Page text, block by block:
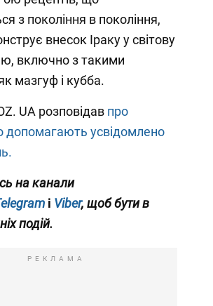
з покоління в покоління,
внесок Іраку у світову
включно з такими
мазгуф і кубба.
UA розповідавпро
допомагають усвідомлено
на канали
і Viber, щоб бути в
подій.
РЕКЛАМА